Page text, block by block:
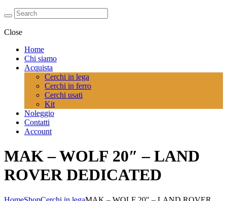
Close
Home
Chi siamo
Acquista
Cerchi in lega
Cerchi in ferro
Cerchi usati
Kit
Noleggio
Contatti
Account
MAK – WOLF 20″ – LAND
ROVER DEDICATED